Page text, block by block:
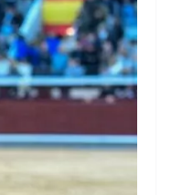
PHOTOS TAURINES 2026
corrida des